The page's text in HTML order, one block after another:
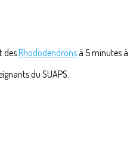
desRhododendrons à 5 minutes
du SUAPS.